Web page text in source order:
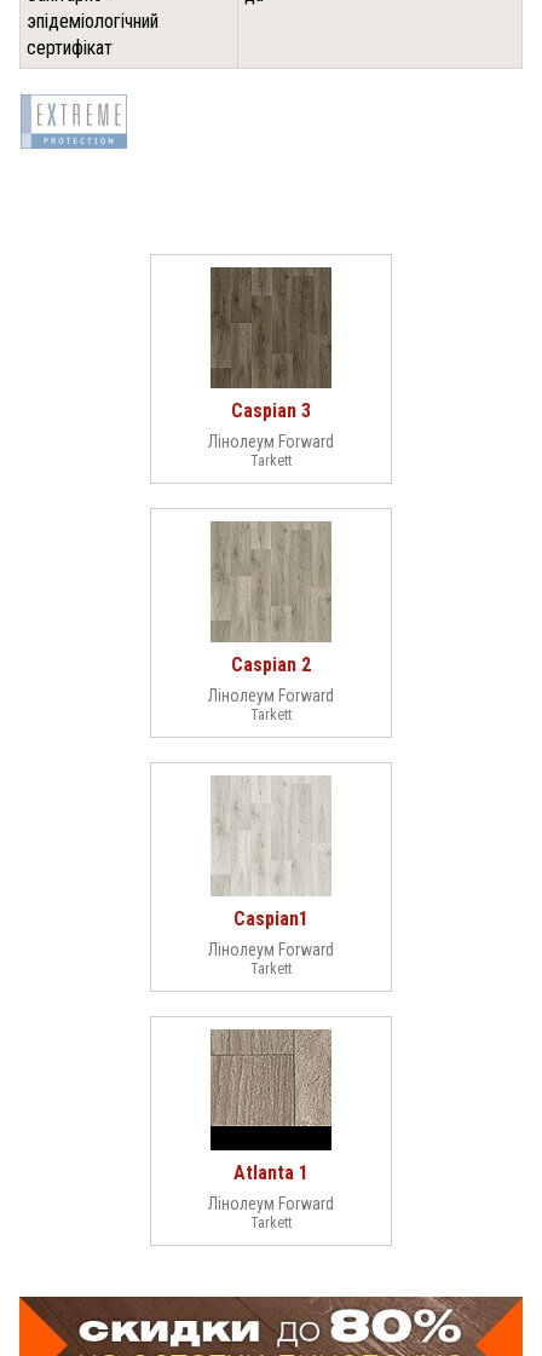
эпідеміологічний
сертифікат
Caspian 3
Лінолеум Forward
Tarkett
Caspian 2
Лінолеум Forward
Tarkett
Caspian1
Лінолеум Forward
Tarkett
Atlanta 1
Лінолеум Forward
Tarkett